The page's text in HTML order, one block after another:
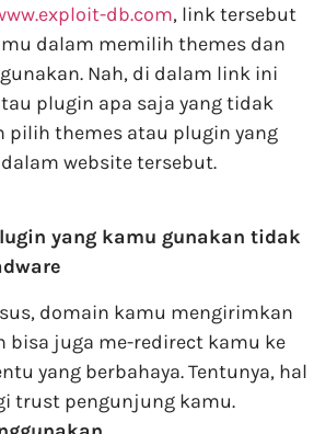
db.com, link tersebut
dalam memilih themes dan
Nah, di dalam link ini
plugin apa saja yang tidak
pilih themes atau plugin yang
website tersebut.
yang kamu gunakan tidak
domain kamu mengirimkan
bisa juga me-redirect kamu ke
yang berbahaya. Tentunya, hal
trust pengunjung kamu.